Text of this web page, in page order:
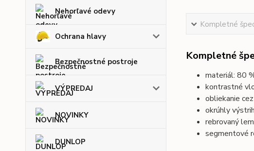
Nehorľavé odevy
Ochrana hlavy
Bezpečnostné postroje
VÝPREDAJ
NOVINKY
DUNLOP
Kompletné
Kompletné
materiál: 80
kontrastné
obliekanie
okrúhly výstrih
rebrovaný
segmentové